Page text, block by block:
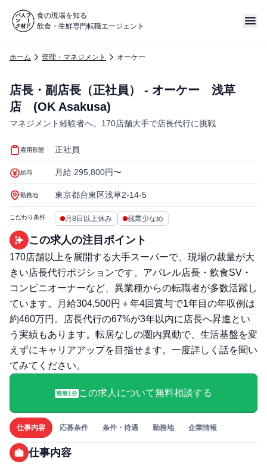
食の現場を知る
飲食・生鮮専門転職エージェント
ホーム 管理・マネジメント オーケー
店長・副店長（正社員） - オーケー 浅草
店 (OK Asakusa)
マネジメント経験者へ。170店舗大手で店長代行に挑戦
雇用形態 正社員
給与 月給 295,800円〜
勤務地 東京都台東区浅草2-14-5
こだわり条件 月8日以上休み 残業少なめ
この求人の注目ポイント
170店舗以上を展開する大手スーパーで、現場の裁量が大
きい店長代行ポジションです。アパレル店長・飲食SV・
コンビニオーナーなど、異業種からの転職者が多数活躍し
ています。月給304,500円＋年4回賞与で1年目の年収例は
約460万円。店長代行の67%が3年以内に店長へ昇進とい
う実績もあります。転居なしの圏内異動で、生活基盤を変
えずにキャリアアップを目指せます。一度詳しく話を聞い
てみてください。
簡単1分 この求人について無料相談する
仕事内容 応募条件 条件・待遇 勤務地 企業情報
仕事内容